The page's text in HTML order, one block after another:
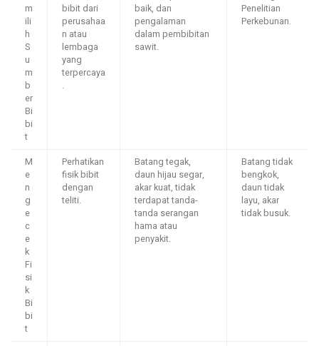
m
ili
h
S
u
m
b
er
Bi
bi
t
bibit dari
perusahaa
n atau
lembaga
yang
terpercaya
.
baik, dan
pengalaman
dalam pembibitan
sawit.
Penelitian
Perkebunan.
M
e
n
g
e
c
e
k
Fi
si
k
Bi
bi
t
Perhatikan
fisik bibit
dengan
teliti.
Batang tegak,
daun hijau segar,
akar kuat, tidak
terdapat tanda-
tanda serangan
hama atau
penyakit.
Batang tidak
bengkok,
daun tidak
layu, akar
tidak busuk.